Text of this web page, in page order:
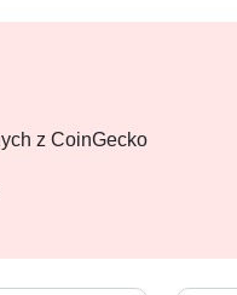
z CoinGecko